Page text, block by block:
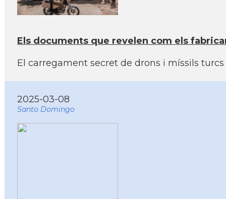
Els documents que revelen com els
El carregament secret de drons i míssils
2025-03-08
Santo Domingo